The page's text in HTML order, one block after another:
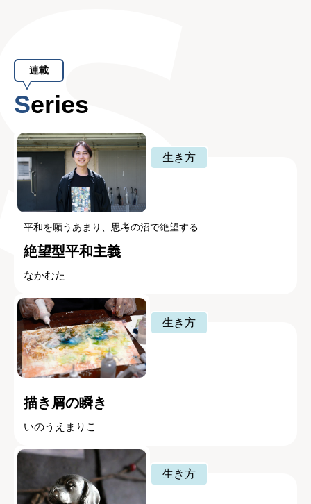
連載
Series
生き方
平和を願うあまり、思考の沼で絶望する
絶望型平和主義
なかむた
生き方
描き屑の瞬き
いのうえまりこ
生き方